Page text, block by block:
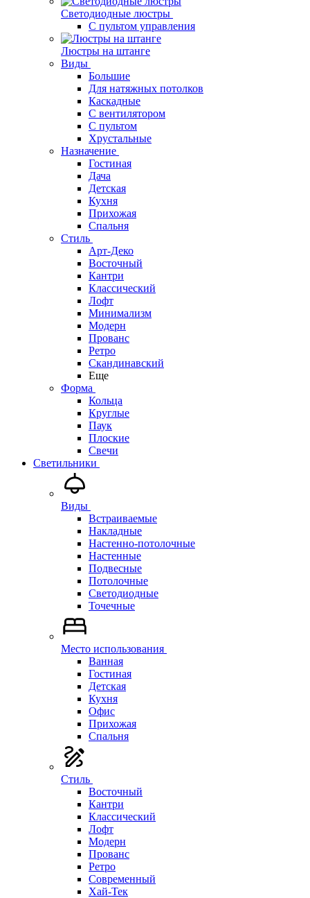
Светодиодные люстры
С пультом управления
Люстры на штанге
Виды
Большие
Для натяжных потолков
Каскадные
С вентилятором
С пультом
Хрустальные
Назначение
Гостиная
Дача
Детская
Кухня
Прихожая
Спальня
Стиль
Арт-Деко
Восточный
Кантри
Классический
Лофт
Минимализм
Модерн
Прованс
Ретро
Скандинавский
Еще
Форма
Кольца
Круглые
Паук
Плоские
Свечи
Светильники
Виды
Встраиваемые
Накладные
Настенно-потолочные
Настенные
Подвесные
Потолочные
Светодиодные
Точечные
Место использования
Ванная
Гостиная
Детская
Кухня
Офис
Прихожая
Спальня
Стиль
Восточный
Кантри
Классический
Лофт
Модерн
Прованс
Ретро
Современный
Хай-Тек